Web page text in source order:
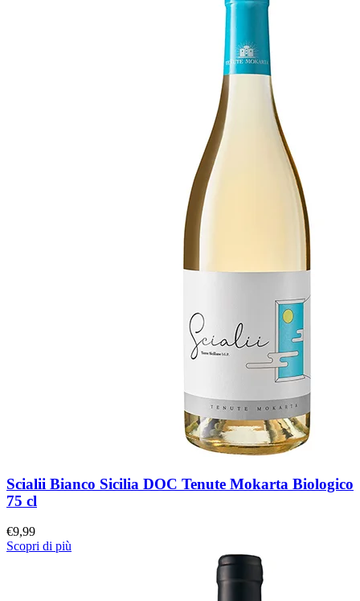
Scialii Bianco Sicilia DOC Tenute Mokarta Biologico
75 cl
€9,99
Scopri di più